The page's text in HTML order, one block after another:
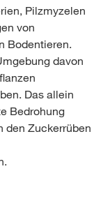
Pilzmyzelen
von
Bodentieren.
davon
Das allein
Bedrohung
den Zuckerrüben